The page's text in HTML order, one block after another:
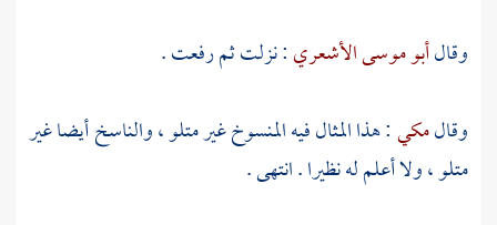
وقالأبو موسى الأشعري: نزلت ثم رفعت .
وقالمكي: هذا المثال فيه المنسوخ غير متلو ، والناسخ أيضا غير
متلو ، ولا أعلم له نظيرا . انتهى .